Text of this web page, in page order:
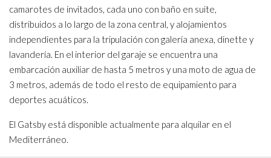
camarotes de invitados, cada uno con baño en suite,
distribuidos a lo largo de la zona central, y alojamientos
independientes para la tripulación con galería anexa, dinette y
lavandería. En el interior del garaje se encuentra una
embarcación auxiliar de hasta 5 metros y una moto de agua de
3 metros, además de todo el resto de equipamiento para
deportes acuáticos.
El Gatsby está disponible actualmente para alquilar en el
Mediterráneo.